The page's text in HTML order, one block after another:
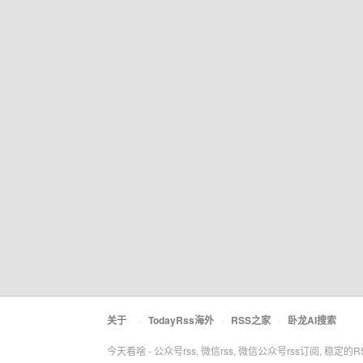
关于 · TodayRss海外 · RSS之家 · 卧龙AI搜索
今天看啥 - 公众号rss, 微信rss, 微信公众号rss订阅, 稳定的